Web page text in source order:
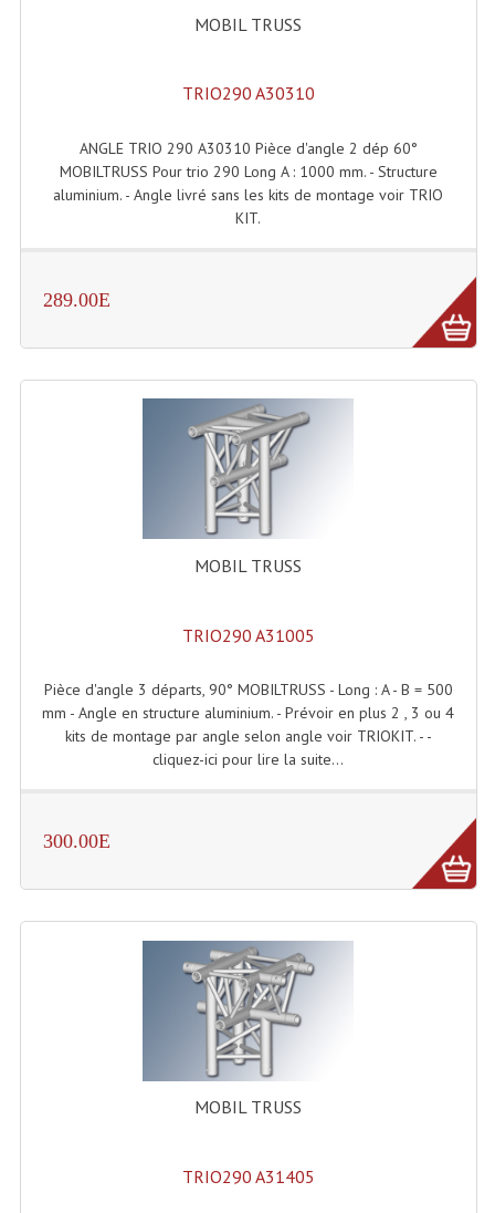
Monotubes Et Angles 50mm
Ponts - Portiques
Praticable Et Accessoires
Structures Carrées
Structures, Angles Sd150
Tour De Travail Et Échafaudage
Flight-Case (s) Et Accessoires
Flight Case Plasma Et Écran LCD
Flight Malettes Consoles T. Mixages
Flight-Case CDs Et Disques Vinyls
Malle Flight Multi-Usage
Rack 19" PRO Betonex
Rack 19" Standard Betonex
Sac Trolley De Transport
Sacs & Housses De Transport
MOBIL TRUSS
TRIO290 A30310
ANGLE TRIO 290 A30310 Pièce d'angle 2 dép 60°
MOBILTRUSS Pour trio 290 Long A : 1000 mm. - Structure
aluminium. - Angle livré sans les kits de montage voir TRIO
KIT.
289.00E
MOBIL TRUSS
TRIO290 A31005
Pièce d'angle 3 départs, 90° MOBILTRUSS - Long : A - B = 500
mm - Angle en structure aluminium. - Prévoir en plus 2 , 3 ou 4
kits de montage par angle selon angle voir TRIOKIT. - -
cliquez-ici pour lire la suite...
300.00E
MOBIL TRUSS
TRIO290 A31405